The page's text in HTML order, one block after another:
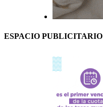
ESPACIO PUBLICITARIO